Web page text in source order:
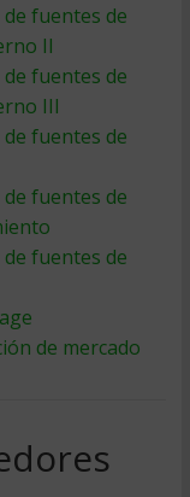
fuentes de
II
fuentes de
III
fuentes de
fuentes de
fuentes de
de mercado